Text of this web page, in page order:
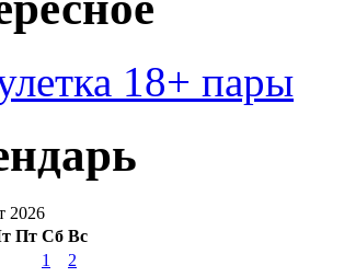
18+ пары
2026
Пт Сб Вс
1
2